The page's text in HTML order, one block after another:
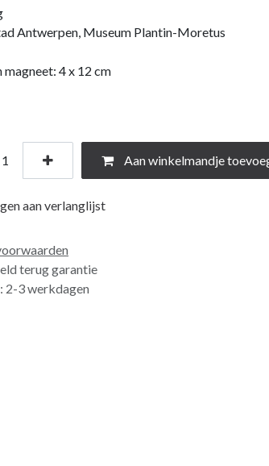
Antwerpen, Museum Plantin-Moretus
4 x 12 cm
Aan winkelmandje
aan verlanglijst
terug garantie
2-3 werkdagen